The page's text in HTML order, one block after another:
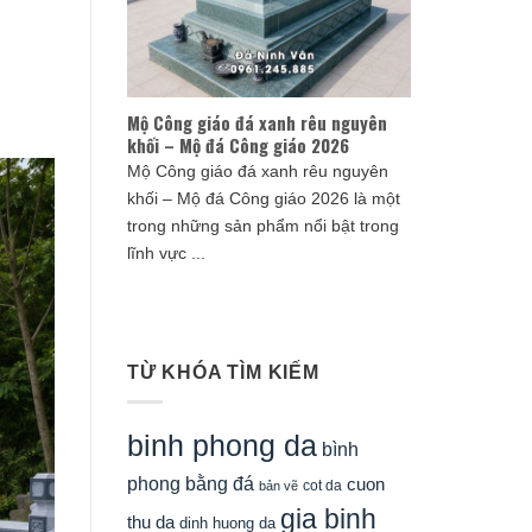
Mộ Công giáo đá xanh rêu nguyên
khối – Mộ đá Công giáo 2026
Mộ Công giáo đá xanh rêu nguyên
khối – Mộ đá Công giáo 2026 là một
trong những sản phẩm nổi bật trong
lĩnh vực ...
TỪ KHÓA TÌM KIẾM
binh phong da bình
phong bằng đá bản vẽ cot da cuon
thu da dinh huong da gia binh